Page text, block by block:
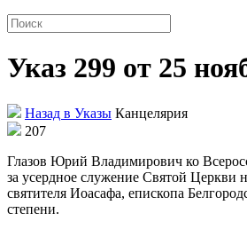
Указ 299 от 25
Назад в Указы Канцелярия
207
Глазов Юрий Владимирович ко
за усердное служение Святой Церкви
святителя Иоасафа, епископа
степени.